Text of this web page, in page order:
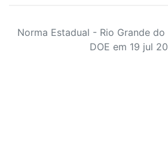
Norma Estadual - Rio Grande
DOE em 19 jul